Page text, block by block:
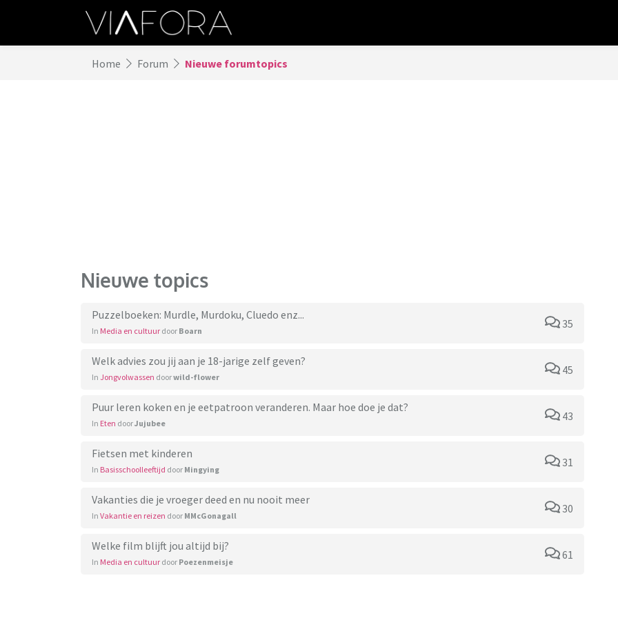
Home Forum Nieuwe forumtopics
Nieuwe topics
Puzzelboeken: Murdle, Murdoku, Cluedo enz...
In Media en cultuur door Boarn
35
Welk advies zou jij aan je 18-jarige zelf geven?
In Jongvolwassen doorwild-flower
45
Puur leren koken en je eetpatroon veranderen. Maar hoe doe je dat?
In Eten doorJujubee
43
Fietsen met kinderen
In Basisschoolleeftijd door Mingying
31
Vakanties die je vroeger deed en nu nooit meer
In Vakantie en reizen door MMcGonagall
30
Welke film blijft jou altijd bij?
In Media en cultuur door Poezenmeisje
61